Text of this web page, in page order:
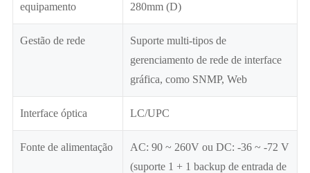
equipamento
280mm (D)
Gestão de rede
Suporte multi-tipos de
gerenciamento de rede de interface
gráfica, como SNMP, Web
Interface óptica LC/UPC
Fonte de alimentação
AC: 90 ~ 260V ou DC: -36 ~ -72 V
(suporte 1 + 1 backup de entrada de